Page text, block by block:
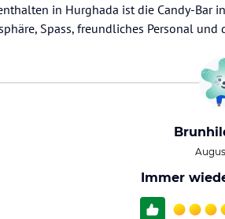
in Hurghada ist die Candy-Bar
Spass, freundliches Personal
Immer